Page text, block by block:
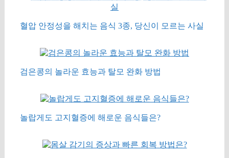
혈압 안정성을 해치는 음식 3종, 당신이 모르는 사실
검은콩의 놀라운 효능과 탈모 완화 방법
놀랍게도 고지혈증에 해로운 음식들은?